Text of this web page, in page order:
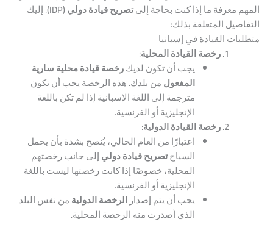
المهم معرفة ما إذا كنت بحاجة إلىتصريح قيادة دولي (IDP)
. إليك
التفاصيل المتعلقة بذلك:
متطلبات القيادة في إسبانيا
رخصة القيادة المحلية:
يجب أن تكون لديكرخصة قيادة محلية سارية
المفعولمن بلدك. هذه الرخصة يجب أن تكون
مترجمة إلى اللغة الإسبانية إذا لم تكن باللغة
الإنجليزية أو الفرنسية.
رخصة القيادة الدولية:
اعتبارًا من العام الحالي، يُنصح بشدة بأن يحمل
السياحتصريح قيادة دوليإلى جانب رخصتهم
المحلية، خصوصًا إذا كانت رخصتها ليست باللغة
الإنجليزية أو الفرنسية.
يجب أن يتم إصدارالرخصة الدوليةمن نفس البلد
الذي أصدرت منه الرخصة المحلية.